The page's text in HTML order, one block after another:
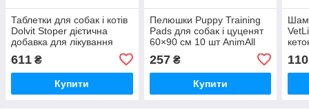
Таблетки для собак і котів
Dolvit Stoper дієтична
добавка для лікування
гострої діареї №30 Dolfos
611 ₴
Купити
Пелюшки Puppy Training
Pads для собак і цуценят
60×90 см 10 шт AnimAll
257₴
Купити
110